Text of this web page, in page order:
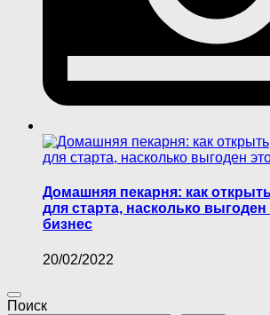
Домашняя пекарня: как
для старта, насколько
бизнес
20/02/2022
Поиск